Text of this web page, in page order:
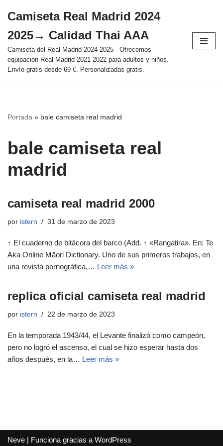
al
contenido
Camiseta Real Madrid 2024
2025→ Calidad Thai AAA
Camiseta del Real Madrid 2024 2025 - Ofrecemos
equipación Real Madrid 2021 2022 para adultos y niños.
Envío gratis desde 69 €. Personalizadas gratis.
Portada » bale camiseta real madrid
bale camiseta real
madrid
camiseta real madrid 2000
por istern 31 de marzo de 2023
↑ El cuaderno de bitácora del barco (Add. ↑ «Rangatira». En: Te
Aka Online Māori Dictionary. Uno de sus primeros trabajos, en
una revista pornográfica,… Leer más »
replica oficial camiseta real madrid
por istern 22 de marzo de 2023
En la temporada 1943/44, el Levante finalizó como campeón,
pero no logró el ascenso, el cual se hizo esperar hasta dos
años después, en la… Leer más »
Neve | Funciona gracias a WordPress